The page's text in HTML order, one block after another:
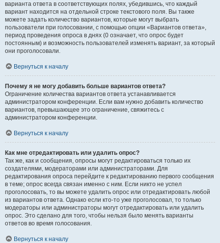
варианта ответа в соответствующих полях, убедившись, что каждый
вариант находится на отдельной строке текстового поля. Вы также
можете задать количество вариантов, которые могут выбрать
пользователи при голосовании, с помощью опции «Вариантов ответа»,
период проведения опроса в днях (0 означает, что опрос будет
постоянным) и возможность пользователей изменять вариант, за который
они проголосовали.
Вернуться к началу
Почему я не могу добавить больше вариантов ответа?
Ограничение количества вариантов ответа устанавливается
администратором конференции. Если вам нужно добавить количество
вариантов, превышающее это ограничение, свяжитесь с
администратором конференции.
Вернуться к началу
Как мне отредактировать или удалить опрос?
Так же, как и сообщения, опросы могут редактироваться только их
создателями, модераторами или администраторами. Для
редактирования опроса перейдите к редактированию первого сообщения
в теме; опрос всегда связан именно с ним. Если никто не успел
проголосовать, то вы можете удалить опрос или отредактировать любой
из вариантов ответа. Однако если кто-то уже проголосовал, то только
модераторы или администраторы могут отредактировать или удалить
опрос. Это сделано для того, чтобы нельзя было менять варианты
ответов во время голосования.
Вернуться к началу